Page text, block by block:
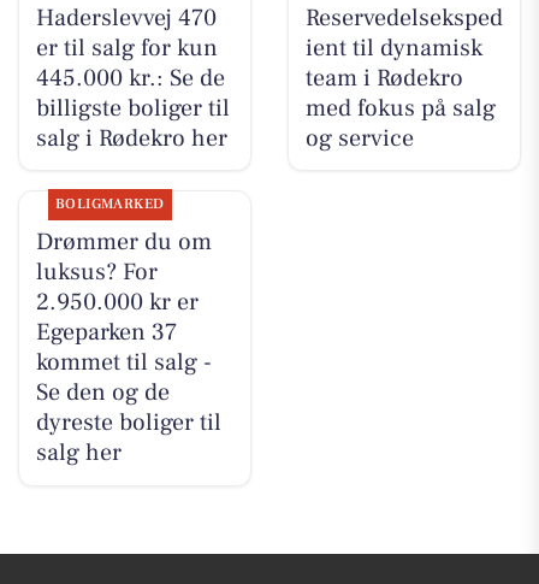
Haderslevvej 470
er til salg for kun
445.000 kr.: Se de
billigste boliger til
salg i Rødekro her
Reservedelseksped
ient til dynamisk
team i Rødekro
med fokus på salg
og service
BOLIGMARKED
Drømmer du om
luksus? For
2.950.000 kr er
Egeparken 37
kommet til salg -
Se den og de
dyreste boliger til
salg her